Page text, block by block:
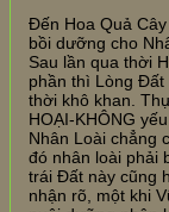
Đến Hoa Quả
bồi dưỡng cho
Sau lần qua thời
phần thì Lòng
thời khô khan.
HOẠI-KHÔNG
Nhân Loài chẳng
đó nhân loài phải
trái Đất này cũng
nhận rõ, một khi